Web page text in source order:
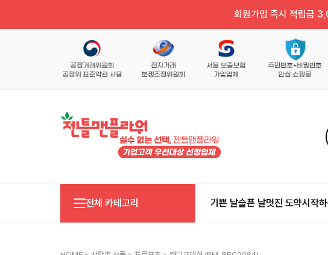
회원가입 즉시 적립금
전체 카테고리 기쁜 날슬픈 날멋진 도약시작